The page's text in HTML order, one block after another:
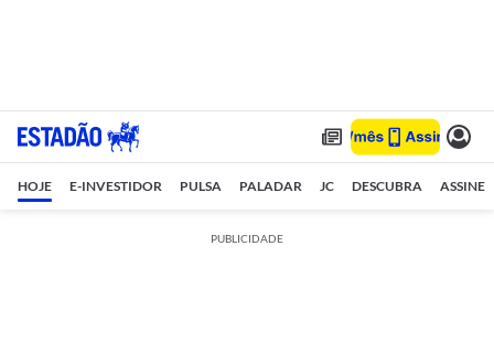
HOJE E-INVESTIDOR PULSA PALADAR JC DESCUBRA ASSINE
PUBLICIDADE